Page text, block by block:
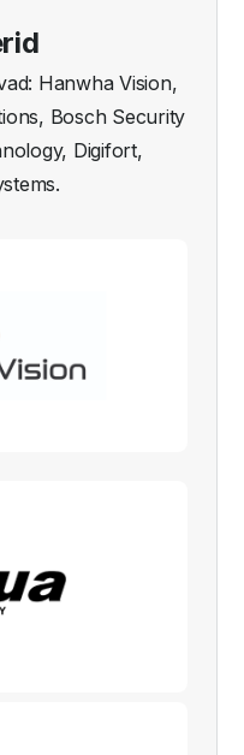
Hanwha Vision,
Bosch Security
Digifort,